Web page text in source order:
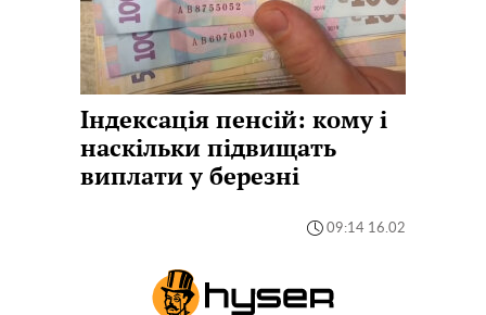
Індексація пенсій: кому і
наскільки підвищать
виплати у березні
09:14 16.02